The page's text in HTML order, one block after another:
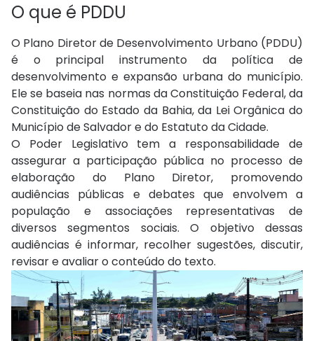
O que é PDDU
O Plano Diretor de Desenvolvimento Urbano (PDDU)
é o principal instrumento da política de
desenvolvimento e expansão urbana do município.
Ele se baseia nas normas da Constituição Federal, da
Constituição do Estado da Bahia, da Lei Orgânica do
Município de Salvador e do Estatuto da Cidade.
O Poder Legislativo tem a responsabilidade de
assegurar a participação pública no processo de
elaboração do Plano Diretor, promovendo
audiências públicas e debates que envolvem a
população e associações representativas de
diversos segmentos sociais. O objetivo dessas
audiências é informar, recolher sugestões, discutir,
revisar e avaliar o conteúdo do texto.